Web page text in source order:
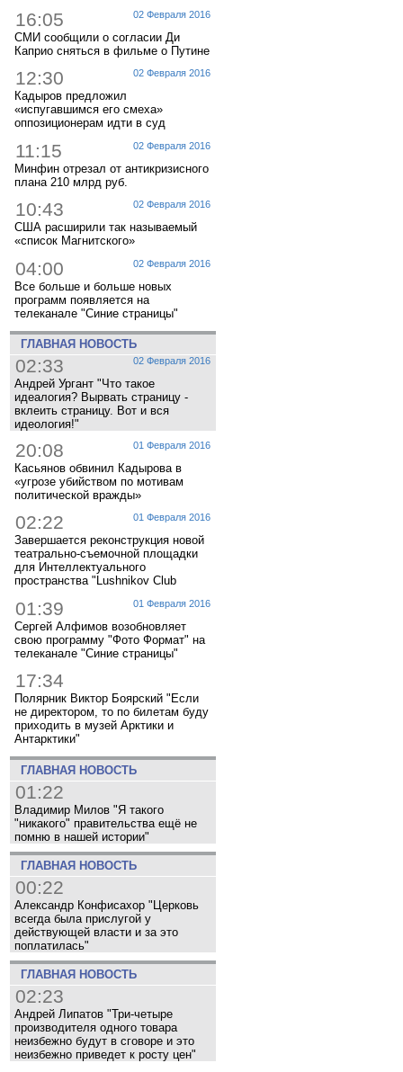
02 Февраля 2016
16:05
СМИ сообщили о согласии Ди
Каприо сняться в фильме о Путине
02 Февраля 2016
12:30
Кадыров предложил
«испугавшимся его смеха»
оппозиционерам идти в суд
02 Февраля 2016
11:15
Минфин отрезал от антикризисного
плана 210 млрд руб.
02 Февраля 2016
10:43
США расширили так называемый
«список Магнитского»
02 Февраля 2016
04:00
Все больше и больше новых
программ появляется на
телеканале "Синие страницы"
ГЛАВНАЯ НОВОСТЬ
02 Февраля 2016
02:33
Андрей Ургант "Что такое
идеалогия? Вырвать страницу -
вклеить страницу. Вот и вся
идеология!"
01 Февраля 2016
20:08
Касьянов обвинил Кадырова в
«угрозе убийством по мотивам
политической вражды»
01 Февраля 2016
02:22
Завершается реконструкция новой
театрально-съемочной площадки
для Интеллектуального
пространства "Lushnikov Club
01 Февраля 2016
01:39
Сергей Алфимов возобновляет
свою программу "Фото Формат" на
телеканале "Синие страницы"
17:34
Полярник Виктор Боярский "Если
не директором, то по билетам буду
приходить в музей Арктики и
Антарктики"
ГЛАВНАЯ НОВОСТЬ
01:22
Владимир Милов "Я такого
"никакого" правительства ещё не
помню в нашей истории"
ГЛАВНАЯ НОВОСТЬ
00:22
Александр Конфисахор "Церковь
всегда была прислугой у
действующей власти и за это
поплатилась"
ГЛАВНАЯ НОВОСТЬ
02:23
Андрей Липатов "Три-четыре
производителя одного товара
неизбежно будут в сговоре и это
неизбежно приведет к росту цен"